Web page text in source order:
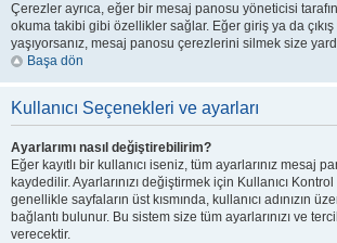
Çerezler ayrıca, eğer bir mesaj panosu yöneticisi
okuma takibi gibi özellikler sağlar. Eğer giriş ya da
yaşıyorsanız, mesaj panosu çerezlerini silmek size
Başa dön
Kullanıcı Seçenekleri ve ayarları
Ayarlarımı nasıl değiştirebilirim?
Eğer kayıtlı bir kullanıcı iseniz, tüm ayarlarınız mesaj
kaydedilir. Ayarlarınızı değiştirmek için Kullanıcı
genellikle sayfaların üst kısmında, kullanıcı adınızın
bağlantı bulunur. Bu sistem size tüm ayarlarınızı ve
verecektir.